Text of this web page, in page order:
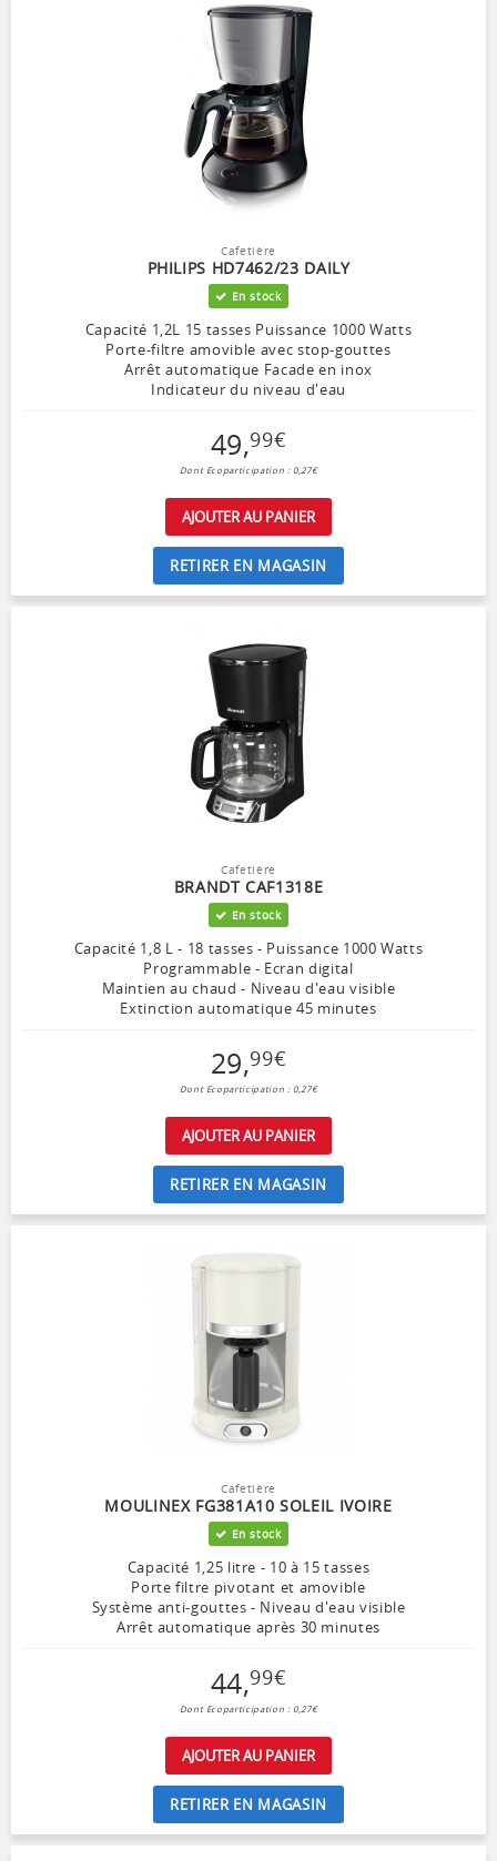
Cafetière
PHILIPS HD7462/23 DAILY
En stock
Capacité 1,2L 15 tasses Puissance 1000 Watts
Porte-filtre amovible avec stop-gouttes
Arrêt automatique Facade en inox
Indicateur du niveau d'eau
49,99€
Dont Ecoparticipation : 0,27€
AJOUTER AU PANIER
RETIRER EN MAGASIN
Cafetière
BRANDT CAF1318E
En stock
Capacité 1,8 L - 18 tasses - Puissance 1000 Watts
Programmable - Ecran digital
Maintien au chaud - Niveau d'eau visible
Extinction automatique 45 minutes
29,99€
Dont Ecoparticipation : 0,27€
AJOUTER AU PANIER
RETIRER EN MAGASIN
Cafetière
MOULINEX FG381A10 SOLEIL IVOIRE
En stock
Capacité 1,25 litre - 10 à 15 tasses
Porte filtre pivotant et amovible
Système anti-gouttes - Niveau d'eau visible
Arrêt automatique après 30 minutes
44,99€
Dont Ecoparticipation : 0,27€
AJOUTER AU PANIER
RETIRER EN MAGASIN